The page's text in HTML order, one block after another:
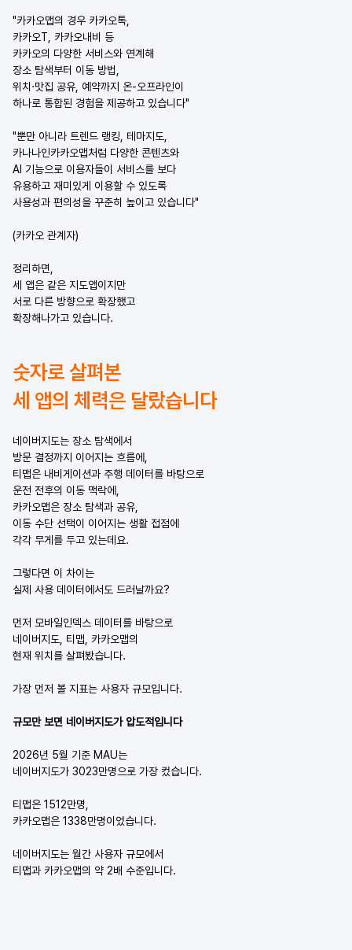
"카카오맵의 경우 카카오톡,
카카오T, 카카오내비 등
카카오의 다양한 서비스와 연계해
장소 탐색부터 이동 방법,
위치·맛집 공유, 예약까지 온-오프라인이
하나로 통합된 경험을 제공하고 있습니다"
"뿐만 아니라 트렌드 랭킹, 테마지도,
카나나인카카오맵처럼 다양한 콘텐츠와
AI 기능으로 이용자들이 서비스를 보다
유용하고 재미있게 이용할 수 있도록
사용성과 편의성을 꾸준히 높이고 있습니다"
(카카오 관계자)
정리하면,
세 앱은 같은 지도앱이지만
서로 다른 방향으로 확장했고
확장해나가고 있습니다.
숫자로 살펴본
세 앱의 체력은 달랐습니다
네이버지도는 장소 탐색에서
방문 결정까지 이어지는 흐름에,
티맵은 내비게이션과 주행 데이터를 바탕으로
운전 전후의 이동 맥락에,
카카오맵은 장소 탐색과 공유,
이동 수단 선택이 이어지는 생활 접점에
각각 무게를 두고 있는데요.
그렇다면 이 차이는
실제 사용 데이터에서도 드러날까요?
먼저 모바일인덱스 데이터를 바탕으로
네이버지도, 티맵, 카카오맵의
현재 위치를 살펴봤습니다.
가장 먼저 볼 지표는 사용자 규모입니다.
규모만 보면 네이버지도가 압도적입니다
2026년 5월 기준 MAU는
네이버지도가 3023만명으로 가장 컸습니다.
티맵은 1512만명,
카카오맵은 1338만명이었습니다.
네이버지도는 월간 사용자 규모에서
티맵과 카카오맵의 약 2배 수준입니다.